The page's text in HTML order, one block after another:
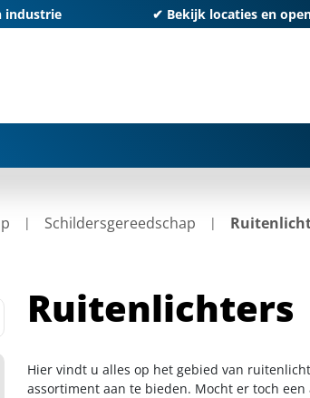
industrie ✔ Bekijk locaties en
Schildersgereedschap
Ruitenlichters
Hier vindt u alles op het gebied van
assortiment aan te bieden. Mocht er toch